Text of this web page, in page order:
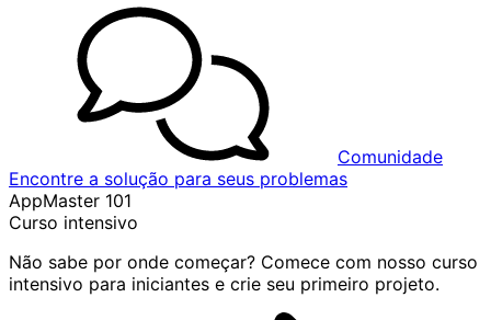
Comunidade
Encontre a solução para seus problemas
AppMaster 101
Curso intensivo
Não sabe por onde começar? Comece com nosso curso
intensivo para iniciantes e crie seu primeiro projeto.